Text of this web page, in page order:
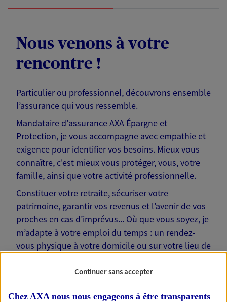
Nous venons à votre
rencontre !
Particulier ou professionnel, découvrons ensemble
l’assurance qui vous ressemble.
Mandataire d'assurance AXA Épargne et
Protection, je vous accompagne avec empathie et
exigence pour identifier vos besoins. Mieux vous
connaître, c'est mieux vous protéger, vous, votre
famille, ainsi que votre activité professionnelle.
Constituer votre retraite, sécuriser votre
patrimoine, garantir vos revenus et l’avenir de vos
proches en cas d’imprévus... Où que vous soyez, je
m’adapte à votre emploi du temps : un rendez-
vous physique à votre domicile ou sur votre lieu de
Continuer sans accepter
Chez AXA nous nous engageons à être transparents